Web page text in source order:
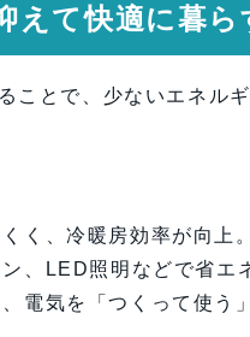
えて快適に暮ら
ことで、少ないエネル
く、冷暖房効率が向上。
、LED照明などで省エ
電気を「つくって使う